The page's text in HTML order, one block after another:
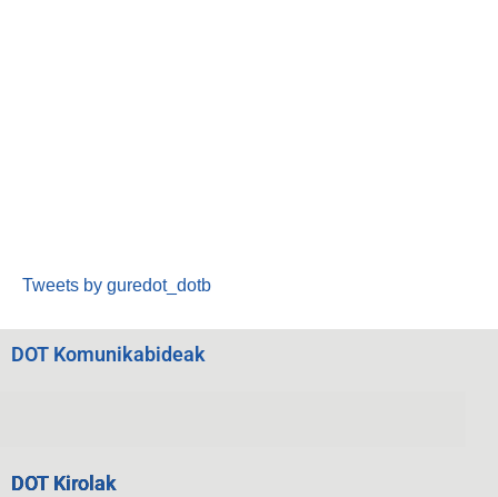
Tweets by guredot_dotb
DOT Komunikabideak
DOT Kirolak